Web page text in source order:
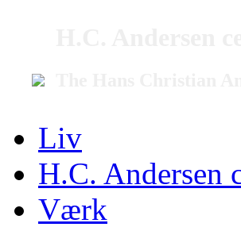
Liv
H.C. Andersen
Værk